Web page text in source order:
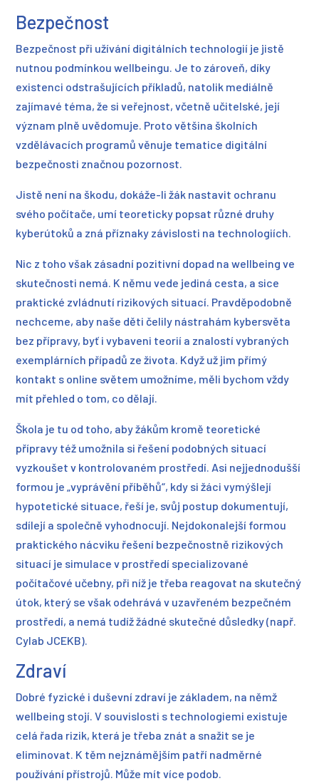
Bezpečnost
Bezpečnost při užívání digitálních technologií je jistě
nutnou podmínkou wellbeingu. Je to zároveň, díky
existenci odstrašujících příkladů, natolik mediálně
zajímavé téma, že si veřejnost, včetně učitelské, její
význam plně uvědomuje. Proto většina školních
vzdělávacích programů věnuje tematice digitální
bezpečnosti značnou pozornost.
Jistě není na škodu, dokáže-li žák nastavit ochranu
svého počítače, umí teoreticky popsat různé druhy
kyberútoků a zná příznaky závislosti na technologiích.
Nic z toho však zásadní pozitivní dopad na wellbeing ve
skutečnosti nemá. K němu vede jediná cesta, a sice
praktické zvládnutí rizikových situací. Pravděpodobně
nechceme, aby naše děti čelily nástrahám kybersvěta
bez přípravy, byť i vybaveni teorií a znalostí vybraných
exemplárních případů ze života. Když už jim přímý
kontakt s online světem umožníme, měli bychom vždy
mít přehled o tom, co dělají.
Škola je tu od toho, aby žákům kromě teoretické
přípravy též umožnila si řešení podobných situací
vyzkoušet v kontrolovaném prostředí. Asi nejjednodušší
formou je „vyprávění příběhů“, kdy si žáci vymýšlejí
hypotetické situace, řeší je, svůj postup dokumentují,
sdílejí a společně vyhodnocují. Nejdokonalejší formou
praktického nácviku řešení bezpečnostně rizikových
situací je simulace v prostředí specializované
počítačové učebny, při níž je třeba reagovat na skutečný
útok, který se však odehrává v uzavřeném bezpečném
prostředí, a nemá tudíž žádné skutečné důsledky (např.
Cylab JCEKB).
Zdraví
Dobré fyzické i duševní zdraví je základem, na němž
wellbeing stojí. V souvislosti s technologiemi existuje
celá řada rizik, která je třeba znát a snažit se je
eliminovat. K těm nejznámějším patří nadměrné
používání přístrojů. Může mít více podob.